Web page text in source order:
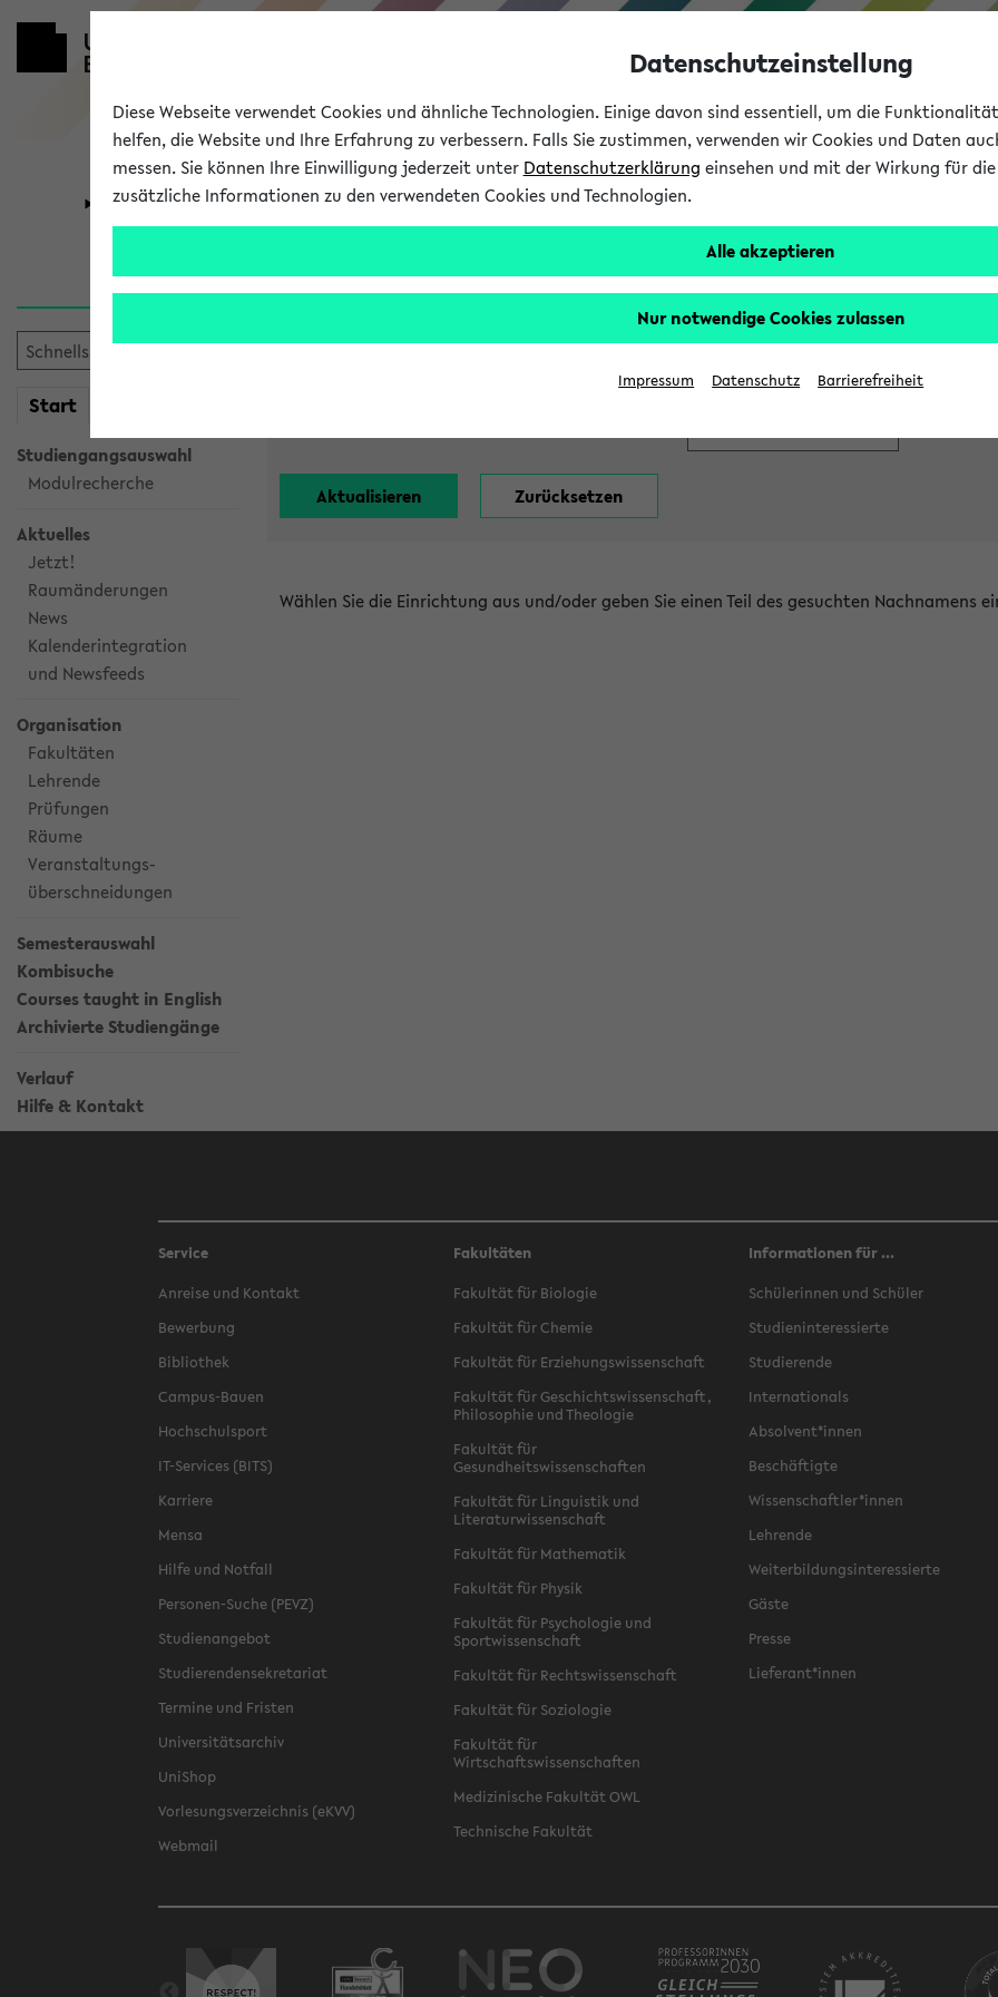
Universität Forschung Studium
Start
Studiengangsauswahl
Modulrecherche
Aktuelles
Jetzt!
Raumänderungen
News
Kalenderintegration
und Newsfeeds
Organisation
Fakultäten
Lehrende
Prüfungen
Räume
Veranstaltungs-
überschneidungen
Semesterauswahl
Kombisuche
Courses taught in English
Archivierte Studiengänge
Verlauf
Hilfe & Kontakt
Alle Lehrenden
Wählen Sie die Einrichtung aus und/oder geben Sie einen Teil des gesuchten Nachnamens
Service
Anreise und Kontakt
Bewerbung
Bibliothek
Campus-Bauen
Hochschulsport
IT-Services (BITS)
Karriere
Mensa
Hilfe und Notfall
Personen-Suche (PEVZ)
Studienangebot
Studierendensekretariat
Termine und Fristen
Universitätsarchiv
UniShop
Vorlesungsverzeichnis (eKVV)
Webmail
Fakultäten
Fakultät für Biologie
Fakultät für Chemie
Fakultät für Erziehungswissenschaft
Fakultät für Geschichtswissenschaft,
Philosophie und Theologie
Fakultät für
Gesundheitswissenschaften
Fakultät für Linguistik und
Literaturwissenschaft
Fakultät für Mathematik
Fakultät für Physik
Fakultät für Psychologie und
Sportwissenschaft
Fakultät für Rechtswissenschaft
Fakultät für Soziologie
Fakultät für
Wirtschaftswissenschaften
Medizinische Fakultät OWL
Technische Fakultät
Informationen für ...
Schülerinnen und Schüler
Studieninteressierte
Studierende
Internationals
Absolvent*innen
Beschäftigte
Wissenschaftler*innen
Lehrende
Weiterbildungsinteressierte
Gäste
Presse
Lieferant*innen
Datenschutzeinstellung
Diese Webseite verwendet Cookies und ähnliche Technologien. Einige davon sind essentiell, um die
helfen, die Website und Ihre Erfahrung zu verbessern. Falls Sie zustimmen, verwenden wir Cookies und Daten
messen. Sie können Ihre Einwilligung jederzeit unter Datenschutzerklärung einsehen und mit der Wirkung für
zusätzliche Informationen zu den verwendeten Cookies und Technologien.
Alle akzeptieren
Nur notwendige Cookies zulassen
Impressum Datenschutz Barrierefreiheit